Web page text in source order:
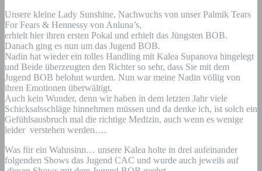
Unsere kleine Lady Sunshine, Nachwuchs von unser Palmik Tears
For Fears & Hennessy von Anluna’s,
erhielt hier ihren ersten Pokal und erhielt das Jüngsten BOB.
Danach ging es nun um das Jugend BOB.
Nadin hat wieder ein tolles Handling mit Kalea Supanova hingelegt
und Beide überzeugten den Richter so sehr, dass Sie mit dem
Jugend BOB belohnt wurden. Nun war meine Nadin völlig von
ihren Emotionen überwältigt.
Auch kein Wunder, denn wir haben in dem letzten Jahr viele
Schicksalsschläge hinnehmen müssen und da denke ich, ist solch ein
Gefühlsausbruch mal die richtige Medizin, auch wenn es wenige
leider verstehen werden….
Was für ein Wahnsinn… unsere Kalea holte in drei aufeinander
folgenden Shows das Jugend CAC und wurde auch jeweils auf